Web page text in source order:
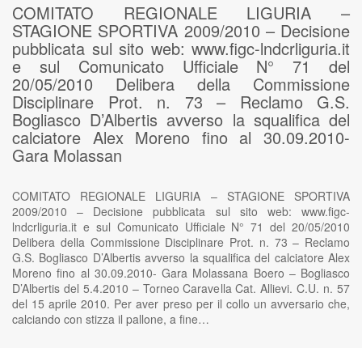
COMITATO REGIONALE LIGURIA –
STAGIONE SPORTIVA 2009/2010 – Decisione
pubblicata sul sito web: www.figc-lndcrliguria.it
e sul Comunicato Ufficiale N° 71 del
20/05/2010 Delibera della Commissione
Disciplinare Prot. n. 73 – Reclamo G.S.
Bogliasco D’Albertis avverso la squalifica del
calciatore Alex Moreno fino al 30.09.2010-
Gara Molassan
COMITATO REGIONALE LIGURIA – STAGIONE SPORTIVA
2009/2010 – Decisione pubblicata sul sito web: www.figc-
lndcrliguria.it e sul Comunicato Ufficiale N° 71 del 20/05/2010
Delibera della Commissione Disciplinare Prot. n. 73 – Reclamo
G.S. Bogliasco D’Albertis avverso la squalifica del calciatore Alex
Moreno fino al 30.09.2010- Gara Molassana Boero – Bogliasco
D’Albertis del 5.4.2010 – Torneo Caravella Cat. Allievi. C.U. n. 57
del 15 aprile 2010. Per aver preso per il collo un avversario che,
calciando con stizza il pallone, a fine…